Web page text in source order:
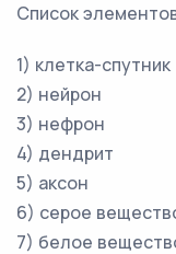
Список
1) клетка-спутник
2) нейрон
3) нефрон
4) дендрит
5) аксон
6) серое
7) белое